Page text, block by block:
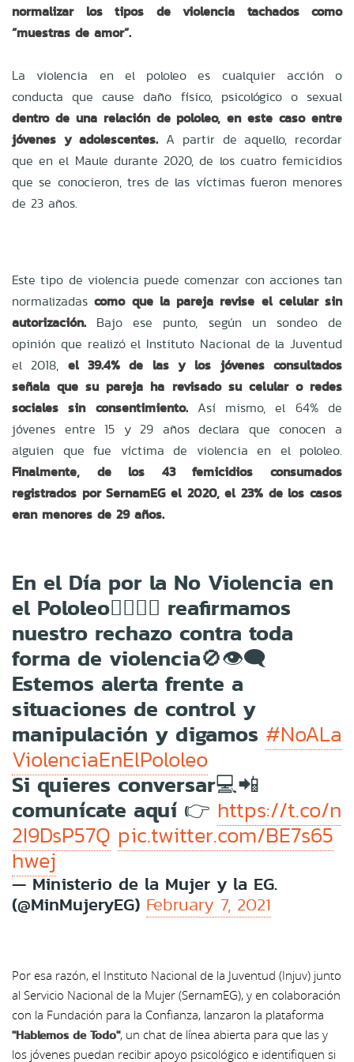
normalizar los tipos de violencia tachados como
“muestras de amor”.
La violencia en el pololeo es cualquier acción o
conducta que cause daño físico, psicológico o sexual
dentro de una relación de pololeo, en este caso entre
jóvenes y adolescentes. A partir de aquello, recordar
que en el Maule durante 2020, de los cuatro femicidios
que se conocieron, tres de las víctimas fueron menores
de 23 años.
Este tipo de violencia puede comenzar con acciones tan
normalizadascomo que la pareja revise el celular sin
autorización. Bajo ese punto, según un sondeo de
opinión que realizó el Instituto Nacional de la Juventud
el 2018, el 39.4% de las y los jóvenes consultados
señala que su pareja ha revisado su celular o redes
sociales sin consentimiento.Así mismo, el 64% de
jóvenes entre 15 y 29 años declara que conocen a
alguien que fue víctima de violencia en el pololeo.
Finalmente, de los 43 femicidios consumados
registrados por SernamEG el 2020, el 23% de los casos
eran menores de 29 años.
En el Día por la No Violencia en
el Pololeo🙅‍♀️🙅‍♂️ reafirmamos
nuestro rechazo contra toda
forma de violencia🚫👁‍🗨
Estemos alerta frente a
situaciones de control y
manipulación y digamos #NoALa
ViolenciaEnElPololeo
Si quieres conversar💻📲
comunícate aquí 👉 https://t.co/n
2I9DsP57Q pic.twitter.com/BE7s65
hwej
— Ministerio de la Mujer y la EG.
(@MinMujeryEG) February 7, 2021
Por esa razón, el Instituto Nacional de la Juventud (Injuv) junto
al Servicio Nacional de la Mujer (SernamEG), y en colaboración
con la Fundación para la Confianza, lanzaron la plataforma
"Hablemos de Todo", un chat de línea abierta para que las y
los jóvenes puedan recibir apoyo psicológico e identifiquen si